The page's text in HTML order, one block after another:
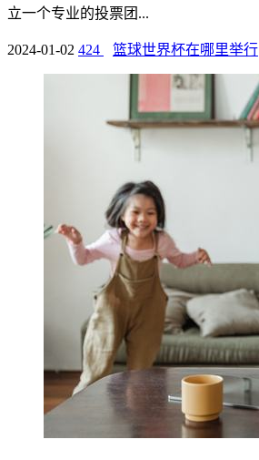
立一个专业的投票团...
2024-01-02 424 篮球世界杯在哪里举行